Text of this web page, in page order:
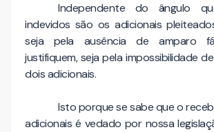
Independente do ângulo
indevidos são os adicionais
seja pela ausência de amparo
justifiquem, seja pela impossibilidade
dois adicionais.
Isto porque se sabe que o
adicionais é vedado por nossa